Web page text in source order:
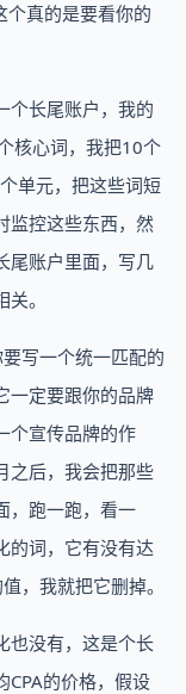
个真的是要看你的
个长尾账户，我的
核心词，我把10个
单元，把这些词短
监控这些东西，然
尾账户里面，写几
。
写一个统一匹配的
一定要跟你的品牌
个宣传品牌的作
之后，我会把那些
，跑一跑，看一
的词，它有没有达
，我就把它删掉。
也没有，这是个长
CPA的价格，假设